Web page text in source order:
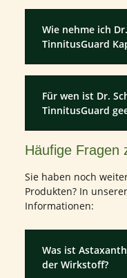
Wie nehme ich
TinnitusGuard
Für wen ist Dr.
TinnitusGuard
Häufige Fragen
Sie haben noch
Produkten? In
Informationen:
Was ist
der Wirkstoff?